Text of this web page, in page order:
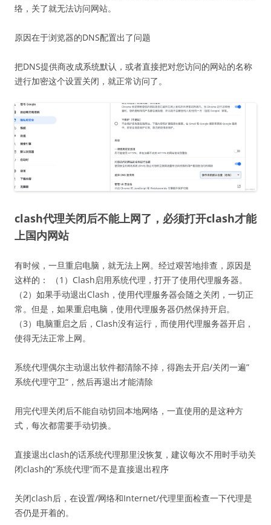
络，关了就无法访问网站。
原因在于浏览器的DNS配置出了问题
把DNS提供商改成系统默认，或者直接把对您访问的网站的名称
进行加密这个设置关闭，就正常访问了。
clash代理关闭后不能上网了，必须打开clash才能
上国内网站
有时候，一旦重启电脑，就无法上网。经过艰苦地排查，原因是
这样的： （1）Clash启用系统代理，打开了使用代理服务器。
（2）如果手动退出Clash，使用代理服务器会随之关闭，一切正
常。但是，如果重启电脑，使用代理服务器仍然保持开启。
（3）电脑重启之后，Clash没有运行，而使用代理服务器开启，
使得无法正常上网。
系统代理偶尔主动退出软件都清除不掉，得跑去开启/关闭一遍”
系统代理守卫“，然后再退出才能清除
用完代理关闭后不能自动切回本地网络，一直使用的是这种方
式，每次都需要手动切换。
直接退出clash的话系统代理那里没恢复，建议每次不用时手动关
闭clash的“系统代理”而不是直接退出程序
关闭clash后，在设置/网络和Internet/代理里面检查一下代理是
否仍是开着的。